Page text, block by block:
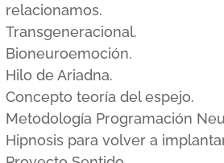
relacionamos.
Transgeneracional.
Bioneuroemoción.
Hilo de Ariadna.
Concepto teoría del espejo.
Metodología Programación
Hipnosis para volver a